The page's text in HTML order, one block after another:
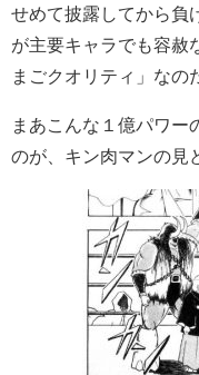
せめて披露してから負
が主要キャラでも容赦
まごクオリティ」なの
まあこんな１億パワー
のが、キン肉マンの見